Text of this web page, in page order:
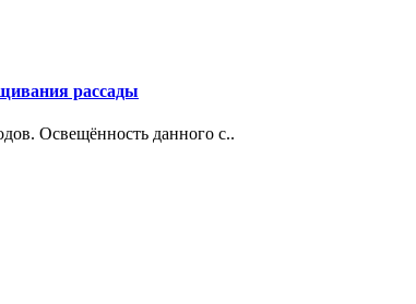
рассады
Освещённость данного с..